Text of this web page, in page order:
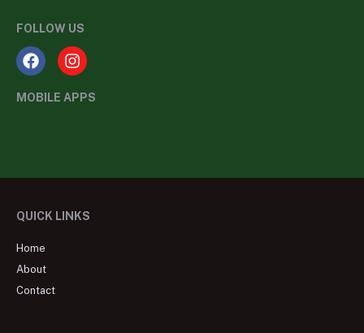
FOLLOW US
MOBILE APPS
QUICK LINKS
Home
About
Contact